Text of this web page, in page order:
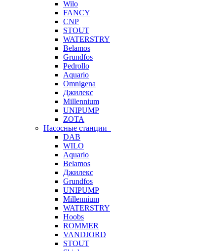
Wilo
FANCY
CNP
STOUT
WATERSTRY
Belamos
Grundfos
Pedrollo
Aquario
Omnigena
Джилекс
Millennium
UNIPUMP
ZOTA
Насосные станции
DAB
WILO
Aquario
Belamos
Джилекс
Grundfos
UNIPUMP
Millennium
WATERSTRY
Hoobs
ROMMER
VANDJORD
STOUT